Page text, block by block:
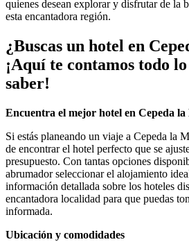
quienes desean explorar y disfrutar de la
esta encantadora región.
¿Buscas un hotel en
¡Aquí te contamos todo
saber!
Encuentra el mejor hotel en Cepeda
Si estás planeando un viaje a Cepeda la
de encontrar el hotel perfecto que se
presupuesto. Con tantas opciones
abrumador seleccionar el alojamiento
información detallada sobre los hoteles
encantadora localidad para que puedas
informada.
Ubicación y comodidades